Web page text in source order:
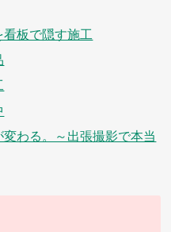
板で隠す施工
わる。～出張撮影で本当